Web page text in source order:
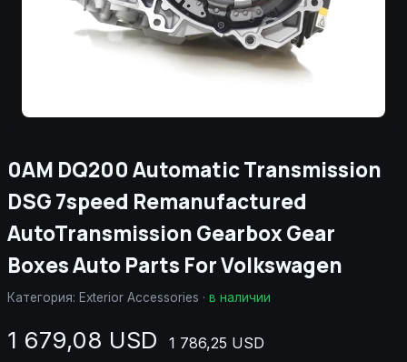
0AM DQ200 Automatic Transmission
DSG 7speed Remanufactured
AutoTransmission Gearbox Gear
Boxes Auto Parts For Volkswagen
Категория: Exterior Accessories · в наличии
1 679,08 USD 1 786,25 USD